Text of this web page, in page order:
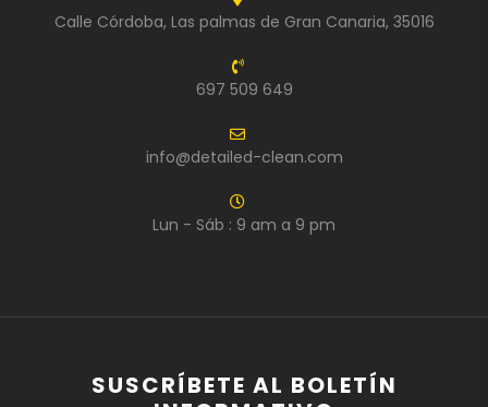
Calle Córdoba, Las palmas de Gran Canaria, 35016
697 509 649
info@detailed-clean.com
Lun - Sáb : 9 am a 9 pm
SUSCRÍBETE AL BOLETÍN